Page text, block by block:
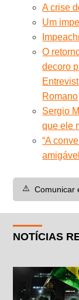
A crise
Um
O
decoro
Romano
Sergio
que ele
“A
⚠️ Comunicar
NOTÍCIAS